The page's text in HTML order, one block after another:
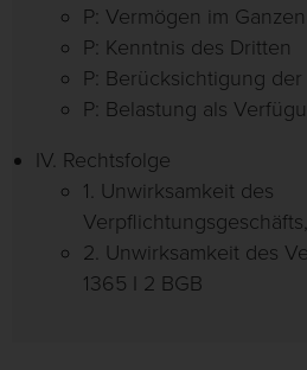
P: Vermögen im Ganzen
P: Kenntnis des Dritten
P: Berücksichtigung
P: Belastung als
IV. Rechtsfolge
1. Unwirksamkeit des
2. Unwirksamkeit des
1365 I 2 BGB